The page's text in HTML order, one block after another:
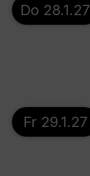
Do 28.1.27
Fr 29.1.27